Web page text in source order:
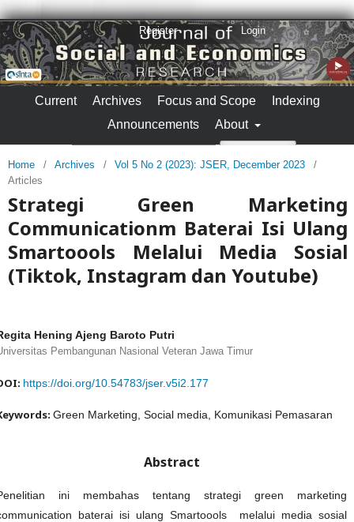
Current Archives Focus and Scope
Indexing
Announcements
About
Register Login
Home / Archives / Vol 5 No 2 (2023): JSER, December 2023
/
Articles
Strategi Green Marketing
Communicationm Baterai Isi Ulang
Smartoools Melalui Media Sosial
(Tiktok, Instagram dan Youtube)
Hening Ajeng Baroto Putri
Pembangunan Nasional Veteran Jawa Timur
https://doi.org/10.54783/jser.v5i2.177
Green Marketing, Social media, Komunikasi Pemasaran
Abstract
ini membahas tentang strategi green marketing
baterai isi ulang Smartoools melalui media sosial